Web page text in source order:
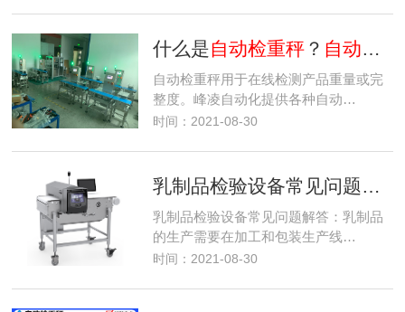
什么是自动检重秤？ 自动检重秤
自动检重秤用于在线检测产品重量或完
整度。峰凌自动化提供各种自动…
时间：2021-08-30
乳制品检验设备常见问题解答
乳制品检验设备常见问题解答：乳制品
的生产需要在加工和包装生产线…
时间：2021-08-30